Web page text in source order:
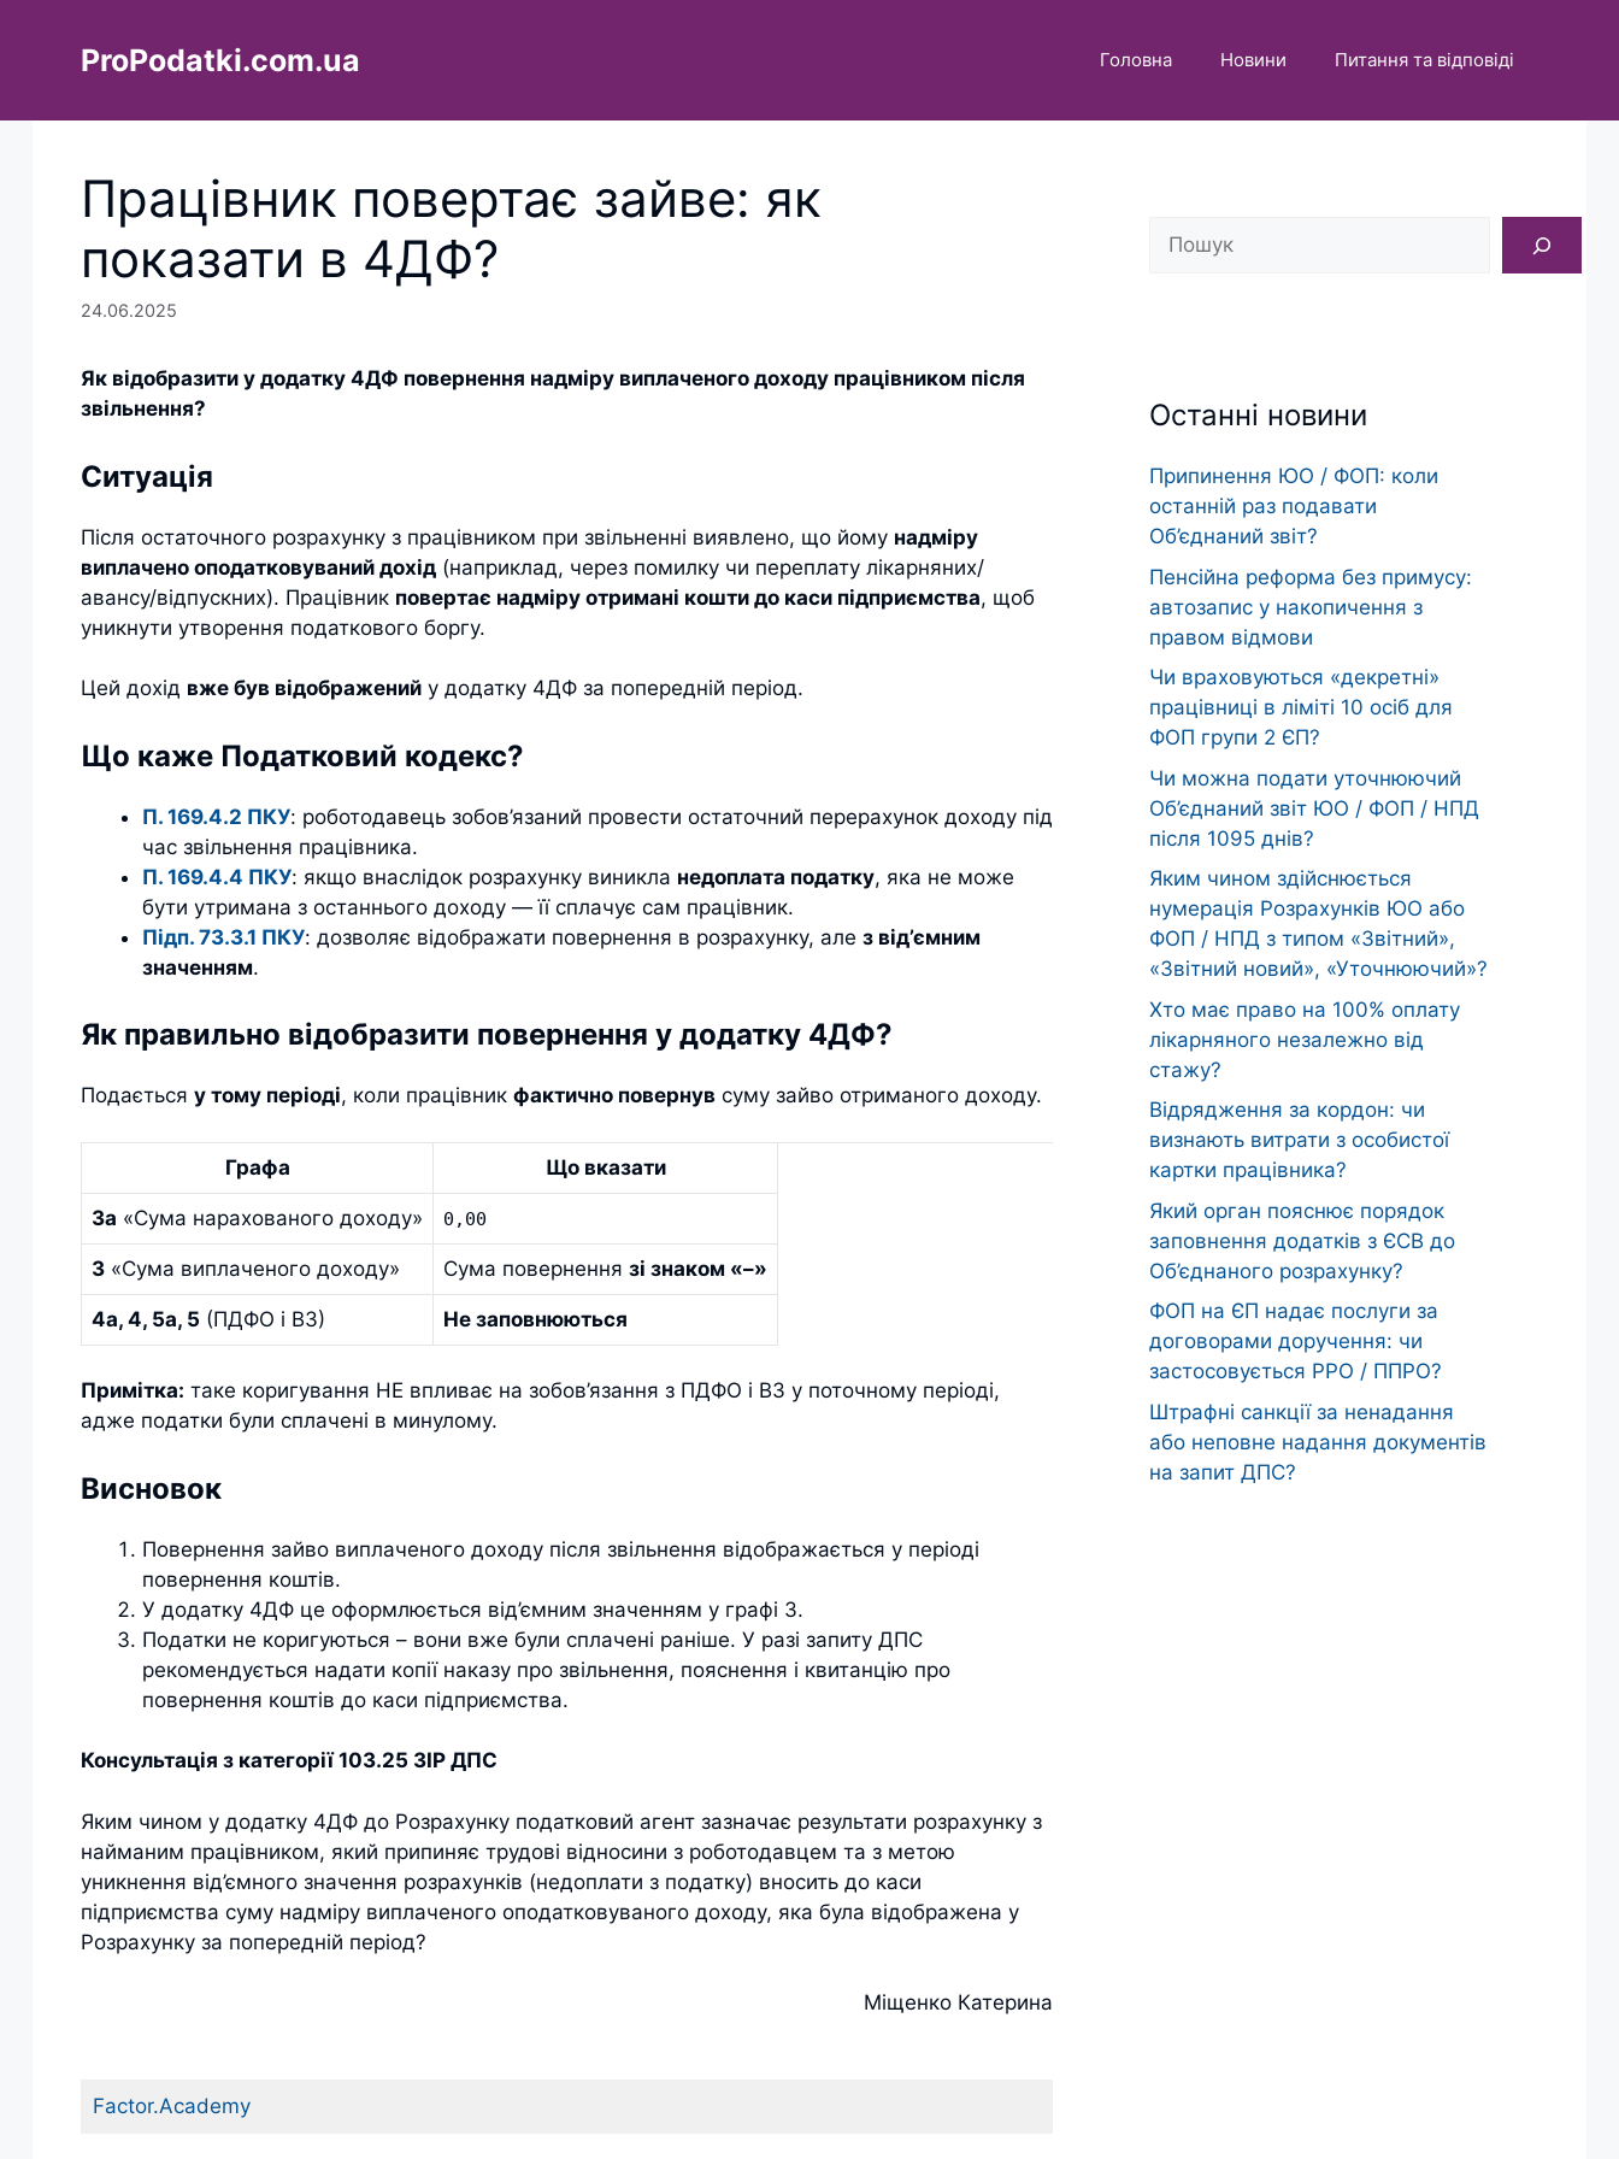
ProPodatki.com.ua Головна Новини Питання та відповіді
Працівник повертає зайве: як
показати в 4ДФ?
24.06.2025
Як відобразити у додатку 4ДФ повернення надміру виплаченого доходу працівником після
звільнення?
Ситуація
Після остаточного розрахунку з працівником при звільненні виявлено, що йому надміру
виплачено оподатковуваний дохід (наприклад, через помилку чи переплату лікарняних/
авансу/відпускних). Працівник повертає надміру отримані кошти до каси підприємства, щоб
уникнути утворення податкового боргу.
Цей дохід вже був відображений у додатку 4ДФ за попередній період.
Що каже Податковий кодекс?
П. 169.4.2 ПКУ: роботодавець зобов’язаний провести остаточний перерахунок доходу під
час звільнення працівника.
П. 169.4.4 ПКУ: якщо внаслідок розрахунку виникла недоплата податку, яка не може
бути утримана з останнього доходу — її сплачує сам працівник.
Підп. 73.3.1 ПКУ: дозволяє відображати повернення в розрахунку, але з від’ємним
значенням.
Як правильно відобразити повернення у додатку 4ДФ?
Подається у тому періоді, коли працівник фактично повернув суму зайво отриманого доходу.
Графа Що вказати
3а «Сума нарахованого доходу» 0,00
3 «Сума виплаченого доходу» Сума повернення зі знаком «–»
4а, 4, 5а, 5 (ПДФО і ВЗ) Не заповнюються
Примітка: таке коригування НЕ впливає на зобов’язання з ПДФО і ВЗ у поточному періоді,
адже податки були сплачені в минулому.
Висновок
Повернення зайво виплаченого доходу після звільнення відображається у періоді
повернення коштів.
У додатку 4ДФ це оформлюється від’ємним значенням у графі 3.
Податки не коригуються – вони вже були сплачені раніше. У разі запиту ДПС
рекомендується надати копії наказу про звільнення, пояснення і квитанцію про
повернення коштів до каси підприємства.
Консультація з категорії 103.25 ЗІР ДПС
Яким чином у додатку 4ДФ до Розрахунку податковий агент зазначає результати розрахунку з
найманим працівником, який припиняє трудові відносини з роботодавцем та з метою
уникнення від’ємного значення розрахунків (недоплати з податку) вносить до каси
підприємства суму надміру виплаченого оподатковуваного доходу, яка була відображена у
Розрахунку за попередній період?
Міщенко Катерина
Factor.Academy
Пошук
Останні новини
Припинення ЮО / ФОП: коли
останній раз подавати
Об’єднаний звіт?
Пенсійна реформа без примусу:
автозапис у накопичення з
правом відмови
Чи враховуються «декретні»
працівниці в ліміті 10 осіб для
ФОП групи 2 ЄП?
Чи можна подати уточнюючий
Об’єднаний звіт ЮО / ФОП / НПД
після 1095 днів?
Яким чином здійснюється
нумерація Розрахунків ЮО або
ФОП / НПД з типом «Звітний»,
«Звітний новий», «Уточнюючий»?
Хто має право на 100% оплату
лікарняного незалежно від
стажу?
Відрядження за кордон: чи
визнають витрати з особистої
картки працівника?
Який орган пояснює порядок
заповнення додатків з ЄСВ до
Об’єднаного розрахунку?
ФОП на ЄП надає послуги за
договорами доручення: чи
застосовується РРО / ППРО?
Штрафні санкції за ненадання
або неповне надання документів
на запит ДПС?